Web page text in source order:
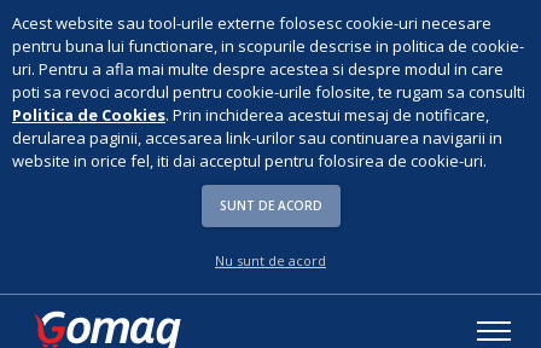
Acest website sau tool-urile externe folosesc cookie-uri necesare
pentru buna lui functionare, in scopurile descrise in politica de cookie-
uri. Pentru a afla mai multe despre acestea si despre modul in care
poti sa revoci acordul pentru cookie-urile folosite, te rugam sa consulti
Politica de Cookies. Prin inchiderea acestui mesaj de notificare,
derularea paginii, accesarea link-urilor sau continuarea navigarii in
website in orice fel, iti dai acceptul pentru folosirea de cookie-uri.
SUNT DE ACORD
Nu sunt de acord